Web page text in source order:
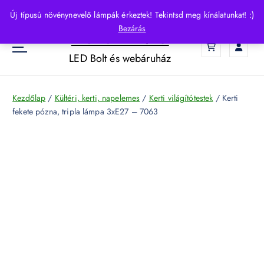
Új típusú növénynevelő lámpák érkeztek! Tekintsd meg kínálatunkat! :)
Bezárás
p
o
HelloLED.hu
LED Bolt és webáruház
Kezdőlap / Kültéri, kerti, napelemes / Kerti világítótestek / Kerti
fekete pózna, tripla lámpa 3xE27 – 7063